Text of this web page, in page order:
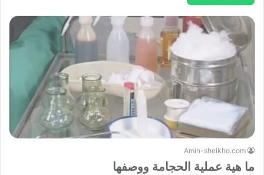
Amin-sheikho.com
ما هية عملية الحجامة ووصفها